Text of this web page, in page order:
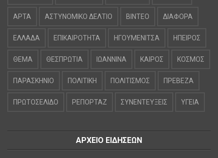
ΑΡΤΑ ΑΣΤΥΝΟΜΙΚΟ ΔΕΛΤΙΟ ΒΙΝΤΕΟ ΔΙΑΦΟΡΑ
ΕΛΛΑΔΑ ΕΠΙΚΑΙΡΟΤΗΤΑ ΗΓΟΥΜΕΝΙΤΣΑ ΗΠΕΙΡΟΣ
ΘΕΜΑ ΘΕΣΠΡΩΤΙΑ ΙΩΑΝΝΙΝΑ ΚΑΙΡΟΣ ΚΟΣΜΟΣ
ΠΑΡΑΣΚΗΝΙΟ ΠΟΛΙΤΙΚΗ ΠΟΛΙΤΙΣΜΟΣ ΠΡΕΒΕΖΑ
ΠΡΩΤΟΣΕΛΙΔΟ ΡΕΠΟΡΤΑΖ ΣΥΝΕΝΤΕΥΞΕΙΣ ΥΓΕΙΑ
ΑΡΧΕΙΟ ΕΙΔΗΣΕΩΝ